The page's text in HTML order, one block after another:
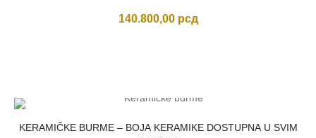
140.800,00 рсд
KERAMIČKE BURME – BOJA KERAMIKE DOSTUPNA U SVIM